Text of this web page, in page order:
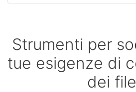
Strumenti per
tue esigenze di
dei file